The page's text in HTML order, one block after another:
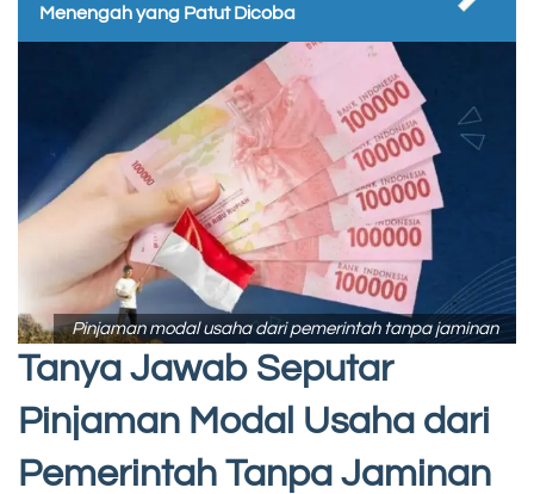
Menengah yang Patut Dicoba
Pinjaman modal usaha dari pemerintah tanpa jaminan
Tanya Jawab Seputar
Pinjaman Modal Usaha dari
Pemerintah Tanpa Jaminan